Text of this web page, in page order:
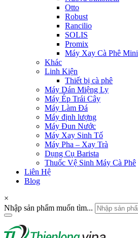
Otto
Robust
Rancilio
SOLIS
Promix
Máy Xay Cà Phê Mini
Khác
Linh Kiện
Thiết bị cà phê
Máy Dán Miệng Ly
Máy Ép Trái Cây
Máy Làm Đá
Máy định lượng
Máy Đun Nước
Máy Xay Sinh Tố
Máy Pha – Xay Trà
Dụng Cụ Barista
Thuốc Vệ Sinh Máy Cà Phê
Liên Hệ
Blog
×
Nhập sản phẩm muốn tìm...